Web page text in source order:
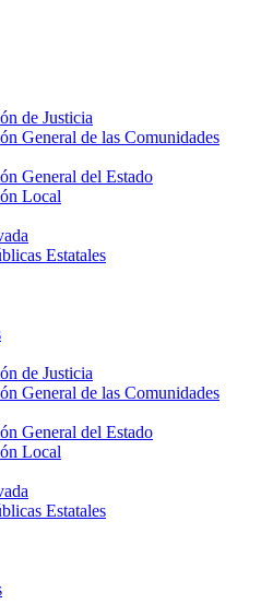
de Justicia
General de las Comunidades
General del Estado
Local
Estatales
de Justicia
General de las Comunidades
General del Estado
Local
Estatales